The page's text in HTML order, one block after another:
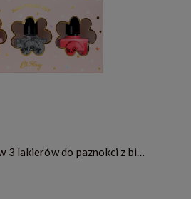
Oh Flossy - Zestaw 3 lakierów do paznokci z bio brokatem 3 x 12 ml - DISCO